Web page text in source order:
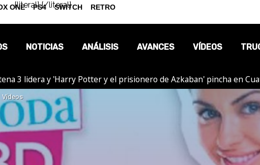
{literal}{/literal}
NOTICIAS
OPINIÓN
REPORTAJES
ANÁLISIS AVANCES VÍDEOS
3 lidera y 'Harry Potter y el prisionero de Azkaban' pincha en
Vídeos
ONE PS4 SWITCH RETRO